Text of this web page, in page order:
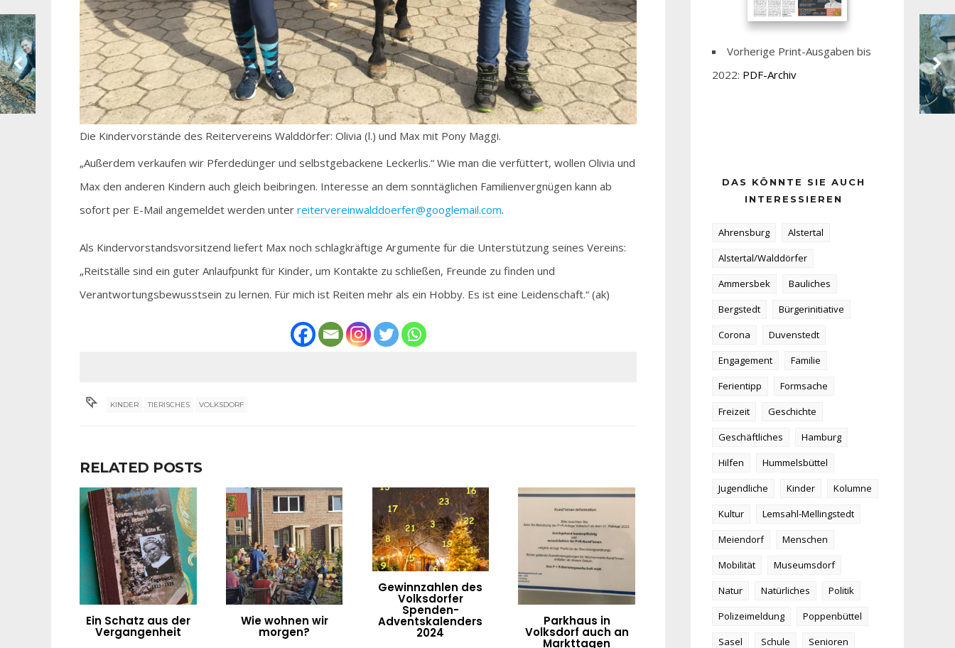
Die Kindervorstände des Reitervereins Walddörfer: Olivia (l.) und Max mit Pony Maggi.
„Außerdem verkaufen wir Pferdedünger und selbstgebackene Leckerlis.“ Wie man die verfüttert, wollen Olivia und
Max den anderen Kindern auch gleich beibringen. Interesse an dem sonntäglichen Familienvergnügen kann ab
sofort per E-Mail angemeldet werden unter reitervereinwalddoerfer@googlemail.com.
Als Kindervorstandsvorsitzend liefert Max noch schlagkräftige Argumente für die Unterstützung seines Vereins:
„Reitställe sind ein guter Anlaufpunkt für Kinder, um Kontakte zu schließen, Freunde zu finden und
Verantwortungsbewusstsein zu lernen. Für mich ist Reiten mehr als ein Hobby. Es ist eine Leidenschaft.“ (ak)
KINDER TIERISCHES VOLKSDORF
RELATED POSTS
Ein Schatz aus der
Vergangenheit
Wie wohnen wir
morgen?
Gewinnzahlen des
Volksdorfer
Spenden-
Adventskalenders
2024
Parkhaus in
Volksdorf auch an
Markttagen
Vorherige Print-Ausgaben bis
2022: PDF-Archiv
DAS KÖNNTE SIE AUCH
INTERESSIEREN
Ahrensburg
Alstertal
Alstertal/Walddörfer
Ammersbek
Bauliches
Bergstedt
Bürgerinitiative
Corona
Duvenstedt
Engagement
Familie
Ferientipp
Formsache
Freizeit
Geschichte
Geschäftliches
Hamburg
Hilfen
Hummelsbüttel
Jugendliche
Kinder
Kolumne
Kultur
Lemsahl-Mellingstedt
Meiendorf
Menschen
Mobilität
Museumsdorf
Natur
Natürliches
Politik
Polizeimeldung
Poppenbüttel
Sasel
Schule
Senioren